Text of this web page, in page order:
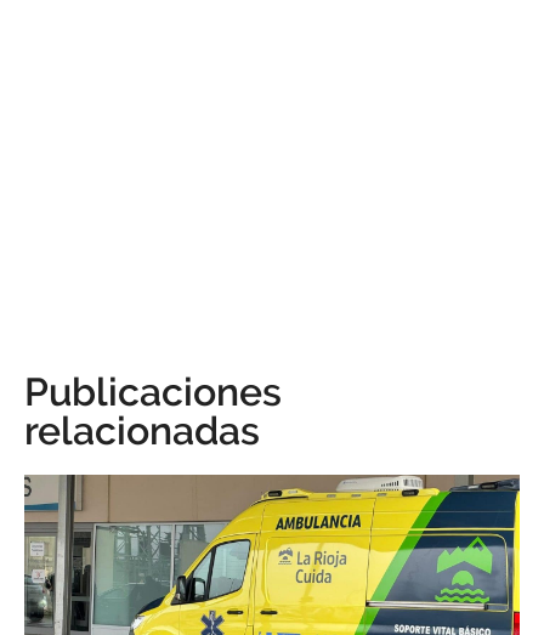
Publicaciones
relacionadas